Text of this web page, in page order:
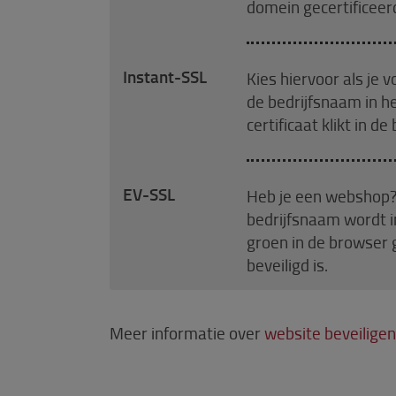
domein
Instant-SSL
Kies hiervoor als je
de bedrijfsnaam in
certificaat klikt in de
EV-SSL
Heb je een
bedrijfsnaam wordt
groen in de browser
beveiligd is.
Meer informatie overwebsite